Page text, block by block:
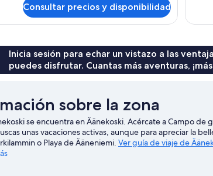
Consultar precios y disponibilidad
con
Inicia sesión para echar un vistazo a las
puedes disfrutar. Cuantas más aventuras,
sobre la zona
se encuentra en Äänekoski. Acércate a Campo de
unas vacaciones activas, aunque para apreciar la
o Playa de Ääneniemi. Ver guía de viaje de